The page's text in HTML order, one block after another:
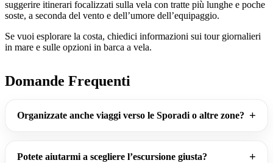
suggerire itinerari focalizzati sulla vela con tratte più lunghe e poche
soste, a seconda del vento e dell’umore dell’equipaggio.
Se vuoi esplorare la costa, chiedici informazioni sui tour giornalieri
in mare e sulle opzioni in barca a vela.
Domande Frequenti
Organizzate anche viaggi verso le Sporadi o altre zone?
Potete aiutarmi a scegliere l’escursione giusta?